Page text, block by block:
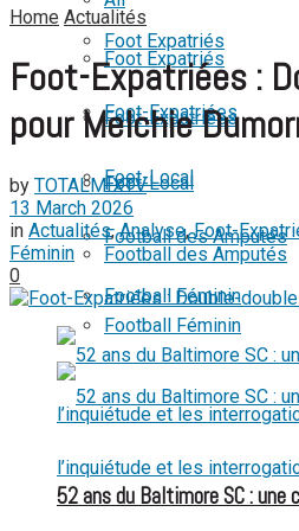
Foot Expatriés
Foot-Expatriées
Foot-Local
Football des Amputés
Football Féminin
Foot Expatriés
Foot-Expatriées
Foot-Local
Football des Amputés
Football Féminin
52 ans du Baltimore SC : une
View All Result
Home Actualités
Foot-Expatriées :
pour Melchie
by TOTALMIXTV
13 March 2026
in Actualités,Analyse,Foot-
Féminin
0